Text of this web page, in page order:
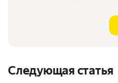
Следующая статья